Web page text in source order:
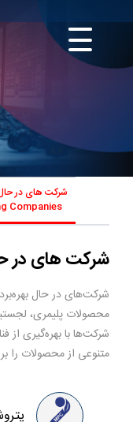
شرکت های در حال
Companies
شرکت های در
شرکت‌های در حال
محصولات پلیمری،
شرکت‌ها با بهره‌گیری از
متنوعی از محصولات را